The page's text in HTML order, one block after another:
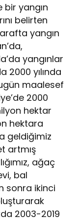
bir yangın
belirten
yangın
yangınlar
2000 yılında
maalesef
2000
hektar
hektara
geldiğimiz
artmış
ağaç
bal
sonra ikinci
2003-2019